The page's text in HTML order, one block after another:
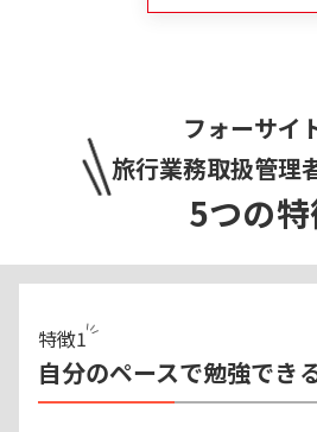
フォーサイ
旅行業務取扱管理
5つの
特徴1
自分のペースで勉強でき